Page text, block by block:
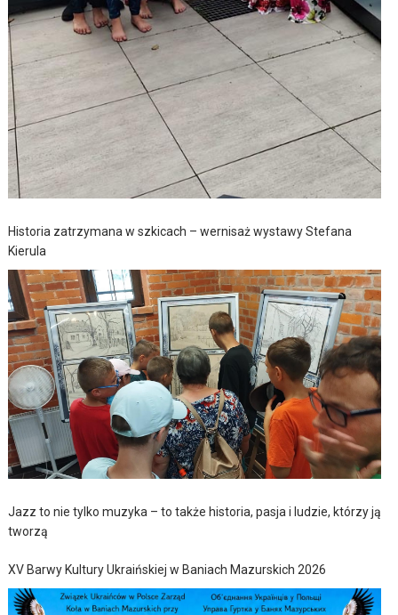
Historia zatrzymana w szkicach – wernisaż wystawy Stefana
Kierula
Jazz to nie tylko muzyka – to także historia, pasja i ludzie, którzy ją
tworzą
XV Barwy Kultury Ukraińskiej w Baniach Mazurskich 2026